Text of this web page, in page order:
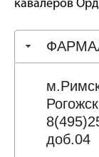
кавалеров
доб.04